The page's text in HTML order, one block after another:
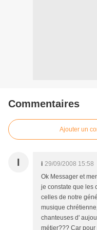
Commentaires
Ajouter un
I i 29/09/2008 15:58
Ok Messager et
je constate que les
celles de notre
musique
chanteuses d'
métier??? Car